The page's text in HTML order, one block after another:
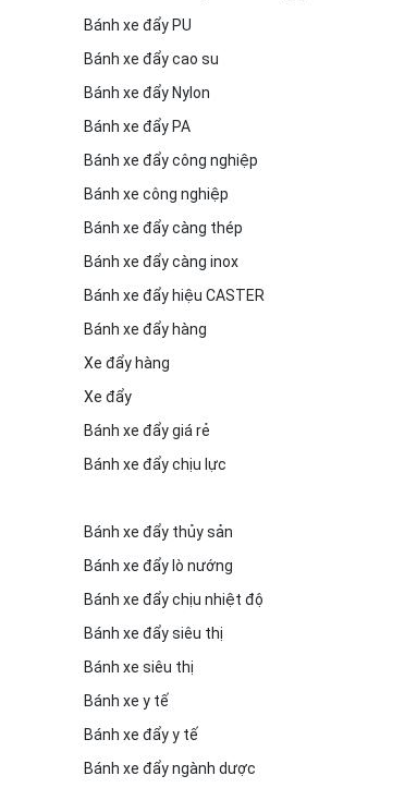
Bánh xe đẩy PU
Bánh xe đẩy cao su
Bánh xe đẩy Nylon
Bánh xe đẩy PA
Bánh xe đẩy công nghiệp
Bánh xe công nghiệp
Bánh xe đẩy càng thép
Bánh xe đẩy càng inox
Bánh xe đẩy hiệu CASTER
Bánh xe đẩy hàng
Xe đẩy hàng
Xe đẩy
Bánh xe đẩy giá rẻ
Bánh xe đẩy chịu lực
Bánh xe đẩy thủy sản
Bánh xe đẩy lò nướng
Bánh xe đẩy chịu nhiệt độ
Bánh xe đẩy siêu thị
Bánh xe siêu thị
Bánh xe y tế
Bánh xe đẩy y tế
Bánh xe đẩy ngành dược